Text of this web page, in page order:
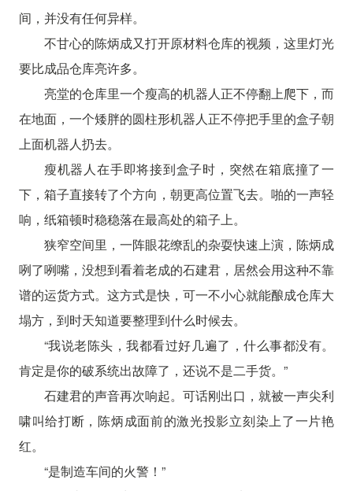
间，并没有任何异样。
不甘心的陈炳成又打开原材料仓库的视频，这里灯光
要比成品仓库亮许多。
亮堂的仓库里一个瘦高的机器人正不停翻上爬下，而
在地面，一个矮胖的圆柱形机器人正不停把手里的盒子朝
上面机器人扔去。
瘦机器人在手即将接到盒子时，突然在箱底撞了一
下，箱子直接转了个方向，朝更高位置飞去。啪的一声轻
响，纸箱顿时稳稳落在最高处的箱子上。
狭窄空间里，一阵眼花缭乱的杂耍快速上演，陈炳成
咧了咧嘴，没想到看着老成的石建君，居然会用这种不靠
谱的运货方式。这方式是快，可一不小心就能酿成仓库大
塌方，到时天知道要整理到什么时候去。
“我说老陈头，我都看过好几遍了，什么事都没有。
肯定是你的破系统出故障了，还说不是二手货。”
石建君的声音再次响起。可话刚出口，就被一声尖利
啸叫给打断，陈炳成面前的激光投影立刻染上了一片艳
红。
“是制造车间的火警！”